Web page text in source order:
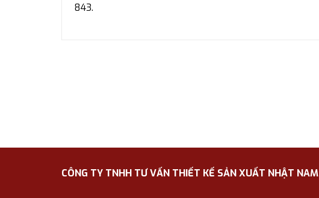
843.
CÔNG TY TNHH TƯ VẤN THIẾT KẾ SẢN XUẤT NHẬT NAM